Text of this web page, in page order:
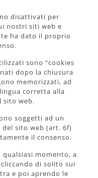
disattivati per
nostri siti web e
ha dato il proprio
sono “cookies
dopo la chiusura
memorizzati, ad
corretta alla
sito web.
soggetti ad un
sito web (art. 6f)
il consenso.
qualsiasi momento, a
di solito sui
e poi aprendo le